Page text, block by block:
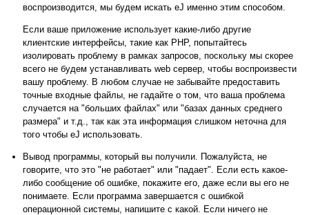
воспроизводится, мы будем искать еЈ именно этим способом.
Если ваше приложение использует какие-либо другие
клиентские интерфейсы, такие как PHP, попытайтесь
изолировать проблему в рамках запросов, поскольку мы скорее
всего не будем устанавливать web сервер, чтобы воспроизвести
вашу проблему. В любом случае не забывайте предоставить
точные входные файлы, не гадайте о том, что ваша проблема
случается на "больших файлах" или "базах данных среднего
размера" и т.д., так как эта информация слишком неточна для
того чтобы еЈ использовать.
Вывод программы, который вы получили. Пожалуйста, не
говорите, что это "не работает" или "падает" . Если есть какое-
либо сообщение об ошибке, покажите его, даже если вы его не
понимаете. Если программа завершается с ошибкой
операционной системы, напишите с какой. Если ничего не